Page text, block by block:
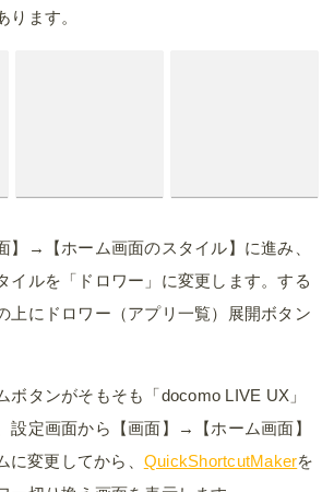
ります。
】→【ホーム画面のスタイル】に進み、
イルを「ドロワー」に変更します。する
上にドロワー（アプリ一覧）展開ボタン
ボタンがそもそも「docomo LIVE UX」
設定画面から【画面】→【ホーム画面】
に変更してから、 QuickShortcutMakerを